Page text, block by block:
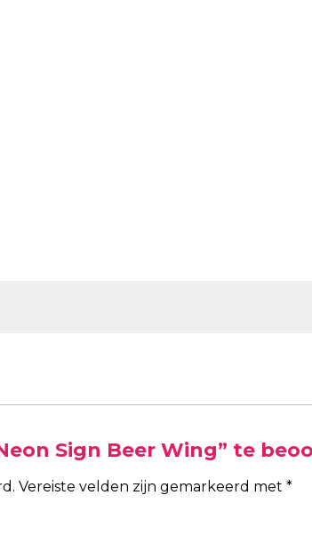
Sign Beer Wing” te
Vereiste velden zijn gemarkeerd met *